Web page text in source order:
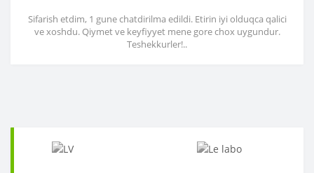
Sifarish etdim, 1 gune chatdirilma edildi. Etirin iyi olduqca qalici
ve xoshdu. Qiymet ve keyfiyyet mene gore chox uygundur.
Teshekkurler!..